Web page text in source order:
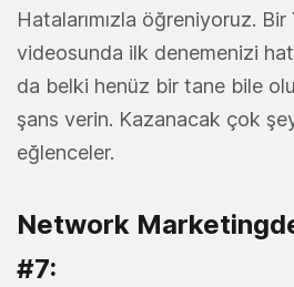
Hatalarımızla öğreniyoruz. Bir
videosunda ilk denemenizi
da belki henüz bir tane bile
şans verin. Kazanacak çok
eğlenceler.
Network
#7: